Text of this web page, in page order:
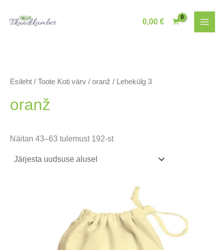
0,00€
Esileht / Toote Koti värv / oranž / Lehekülg 3
oranž
Näitan 43–63 tulemust 192-stSorditud